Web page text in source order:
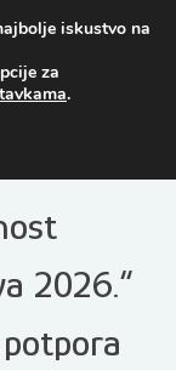
2026.“
iskustvo na
za
.